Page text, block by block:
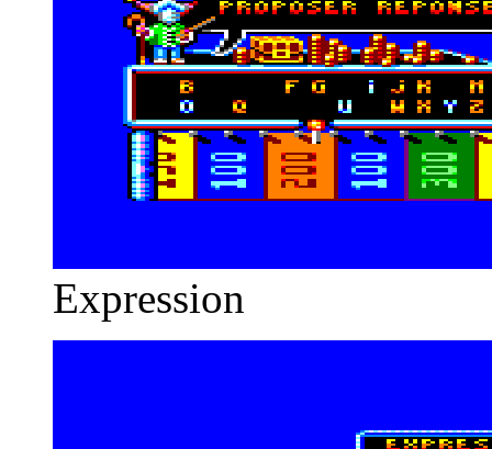
Expression